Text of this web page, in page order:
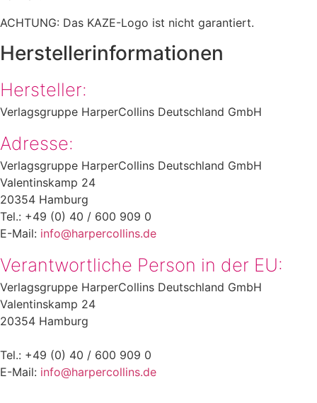
ACHTUNG: Das KAZE-Logo ist nicht garantiert.
Herstellerinformationen
Hersteller:
Verlagsgruppe HarperCollins Deutschland GmbH
Adresse:
Verlagsgruppe HarperCollins Deutschland GmbH
Valentinskamp 24
20354 Hamburg
Tel.: +49 (0) 40 / 600 909 0
E-Mail: info@harpercollins.de
Verantwortliche Person in der EU:
Verlagsgruppe HarperCollins Deutschland GmbH
Valentinskamp 24
20354 Hamburg
Tel.: +49 (0) 40 / 600 909 0
E-Mail: info@harpercollins.de